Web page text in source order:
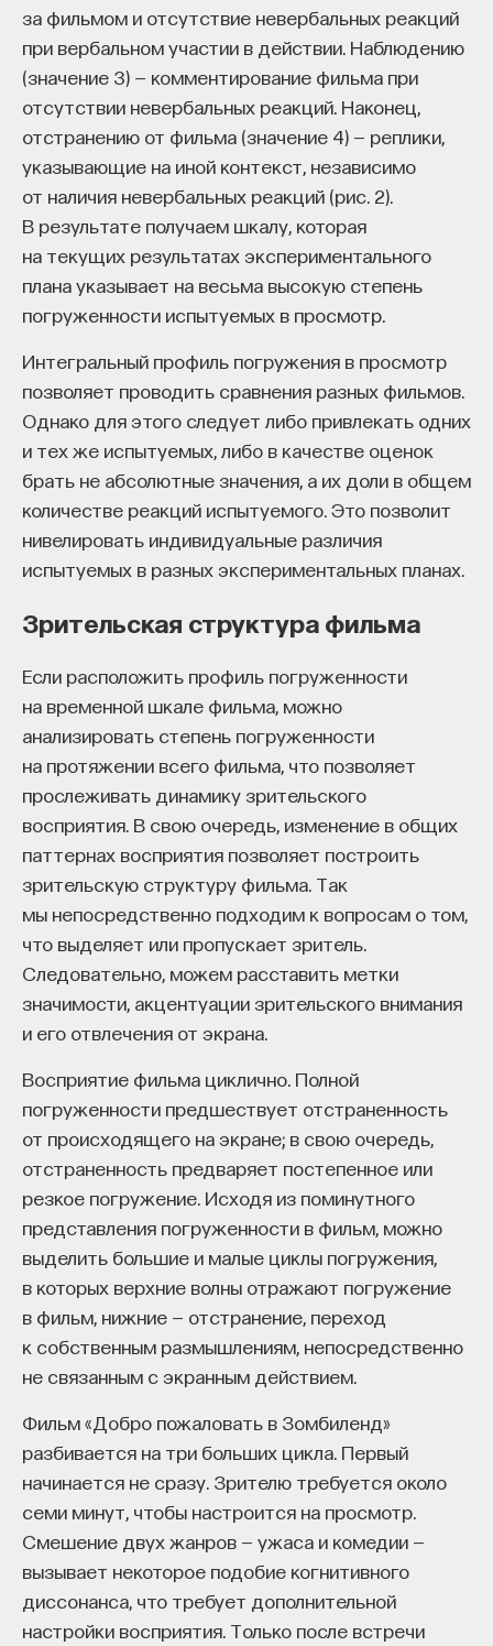
за фильмом и отсутствие невербальных реакций
при вербальном участии в действии. Наблюдению
(значение 3) — комментирование фильма при
отсутствии невербальных реакций. Наконец,
отстранению от фильма (значение 4) — реплики,
указывающие на иной контекст, независимо
от наличия невербальных реакций (рис. 2).
В результате получаем шкалу, которая
на текущих результатах экспериментального
плана указывает на весьма высокую степень
погруженности испытуемых в просмотр.
Интегральный профиль погружения в просмотр
позволяет проводить сравнения разных фильмов.
Однако для этого следует либо привлекать одних
и тех же испытуемых, либо в качестве оценок
брать не абсолютные значения, а их доли в общем
количестве реакций испытуемого. Это позволит
нивелировать индивидуальные различия
испытуемых в разных экспериментальных планах.
Зрительская структура фильма
Если расположить профиль погруженности
на временной шкале фильма, можно
анализировать степень погруженности
на протяжении всего фильма, что позволяет
прослеживать динамику зрительского
восприятия. В свою очередь, изменение в общих
паттернах восприятия позволяет построить
зрительскую структуру фильма. Так
мы непосредственно подходим к вопросам о том,
что выделяет или пропускает зритель.
Следовательно, можем расставить метки
значимости, акцентуации зрительского внимания
и его отвлечения от экрана.
Восприятие фильма циклично. Полной
погруженности предшествует отстраненность
от происходящего на экране; в свою очередь,
отстраненность предваряет постепенное или
резкое погружение. Исходя из поминутного
представления погруженности в фильм, можно
выделить большие и малые циклы погружения,
в которых верхние волны отражают погружение
в фильм, нижние — отстранение, переход
к собственным размышлениям, непосредственно
не связанным с экранным действием.
Фильм «Добро пожаловать в Зомбиленд»
разбивается на три больших цикла. Первый
начинается не сразу. Зрителю требуется около
семи минут, чтобы настроится на просмотр.
Смешение двух жанров — ужаса и комедии —
вызывает некоторое подобие когнитивного
диссонанса, что требует дополнительной
настройки восприятия. Только после встречи